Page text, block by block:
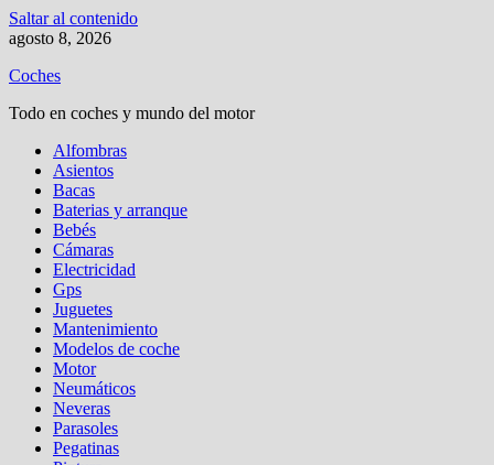
Saltar al contenido
agosto 8, 2026
Coches
Todo en coches y mundo del motor
Alfombras
Asientos
Bacas
Baterias y arranque
Bebés
Cámaras
Electricidad
Gps
Juguetes
Mantenimiento
Modelos de coche
Motor
Neumáticos
Neveras
Parasoles
Pegatinas